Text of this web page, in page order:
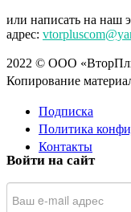
или написать на наш
адрес:
2022 © ООО
Копирование
Подписка
Политика
Контакты
Войти на сайт